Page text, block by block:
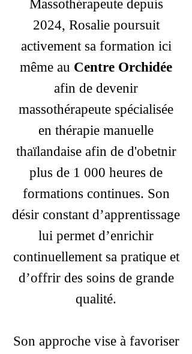
Massothérapeute depuis
2024, Rosalie poursuit
activement sa formation ici
même au Centre Orchidée
afin de devenir
massothérapeute spécialisée
en thérapie manuelle
thaïlandaise afin de d'obetnir
plus de 1 000 heures de
formations continues. Son
désir constant d’apprentissage
lui permet d’enrichir
continuellement sa pratique et
d’offrir des soins de grande
qualité.
Son approche vise à favoriser